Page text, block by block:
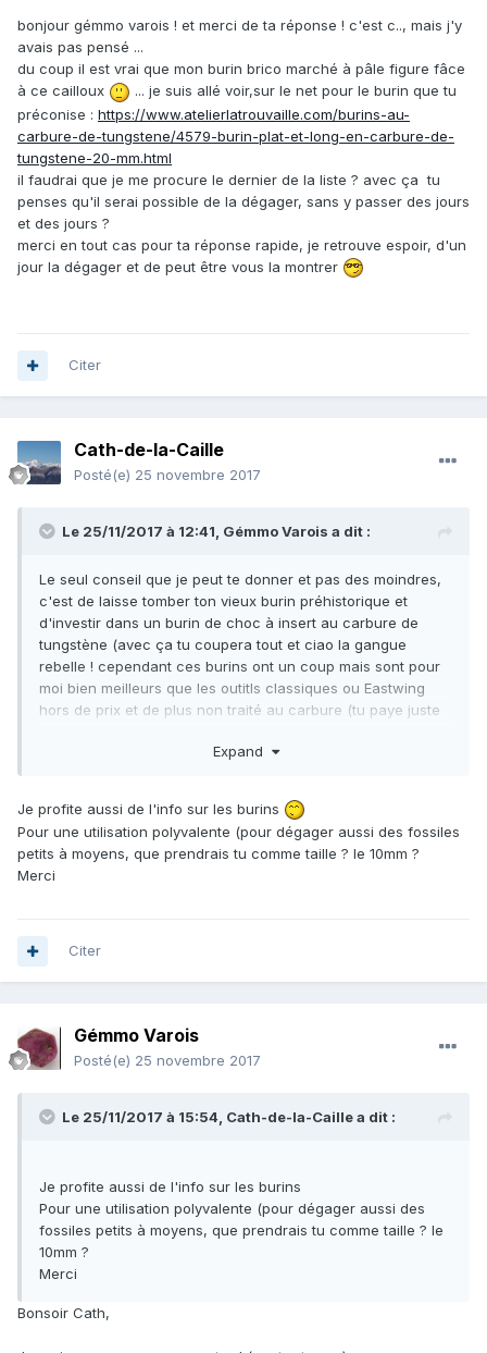
bonjour gémmo varois ! et merci de ta réponse ! c'est c.., mais j'y
avais pas pensé ...
du coup il est vrai que mon burin brico marché à pâle figure fâce
à ce cailloux
... je suis allé voir,sur le net pour le burin que tu
préconise : https://www.atelierlatrouvaille.com/burins-au-
carbure-de-tungstene/4579-burin-plat-et-long-en-carbure-de-
tungstene-20-mm.html
il faudrai que je me procure le dernier de la liste ? avec ça tu
penses qu'il serai possible de la dégager, sans y passer des jours
et des jours ?
merci en tout cas pour ta réponse rapide, je retrouve espoir, d'un
jour la dégager et de peut être vous la montrer
Citer
Cath-de-la-Caille
Posté(e) 25 novembre 2017
Le 25/11/2017 à 12:41, Gémmo Varois a dit :
Le seul conseil que je peut te donner et pas des moindres,
c'est de laisse tomber ton vieux burin préhistorique et
d'investir dans un burin de choc à insert au carbure de
tungstène (avec ça tu coupera tout et ciao la gangue
rebelle ! cependant ces burins ont un coup mais sont pour
moi bien meilleurs que les outitls classiques ou Eastwing
hors de prix et de plus non traité au carbure (tu paye juste
clou....avec le carbure de tungstène j'entaille les roches les
avec ciseaux tungstène, et je te garantit que tu taille
n'importe quel minéral avec "corindons et diamant compris"
sachant que ce sont les deux plus dur sur l'échelle, dureté
9 corindon, et 10 diamant.
Expand
Je profite aussi de l'info sur les burins
Pour une utilisation polyvalente (pour dégager aussi des fossiles
petits à moyens, que prendrais tu comme taille ? le 10mm ?
Merci
Citer
Gémmo Varois
Posté(e) 25 novembre 2017
Le 25/11/2017 à 15:54, Cath-de-la-Caillea dit :
Je profite aussi de l'info sur les burins
Pour une utilisation polyvalente (pour dégager aussi des
fossiles petits à moyens, que prendrais tu comme taille ? le
10mm ?
Merci
Bonsoir Cath,